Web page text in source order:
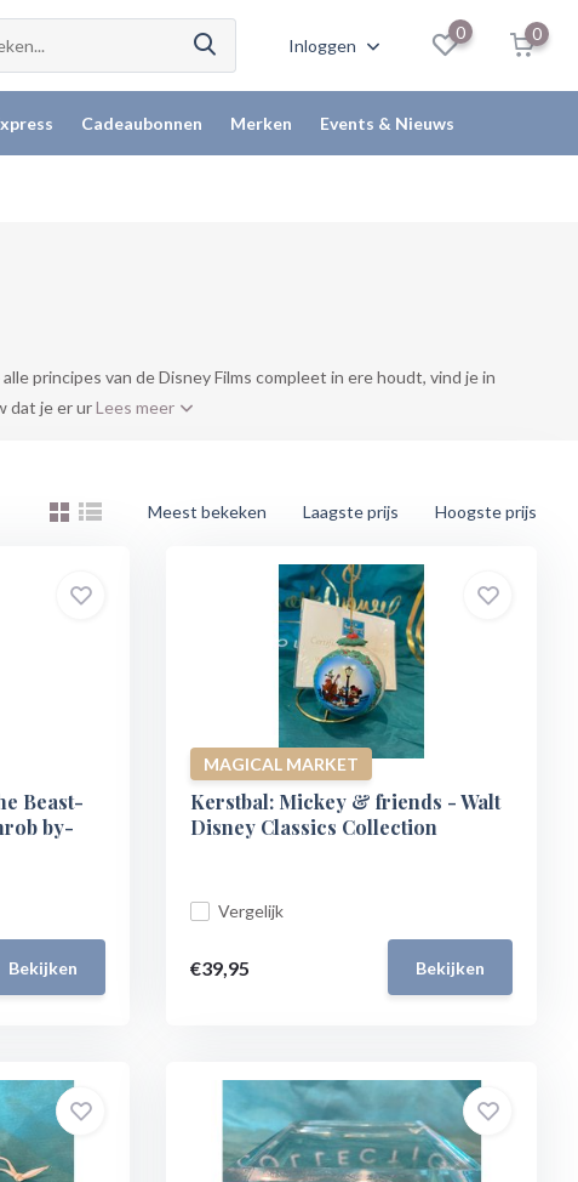
Inloggen
0 0
Cadeaubonnen Merken Events & Nieuws
principes van de Disney Films compleet in ere houdt, vind je in
dat je er urLees meer
Meest bekeken Laagste prijs Hoogste prijs
Beast-
by-
Bekijken
MAGICAL MARKET
Kerstbal: Mickey & friends - Walt
Disney Classics Collection
Vergelijk
€39,95 Bekijken